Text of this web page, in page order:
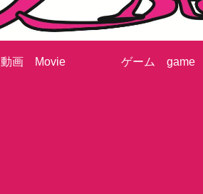
動画 Movie ゲーム game